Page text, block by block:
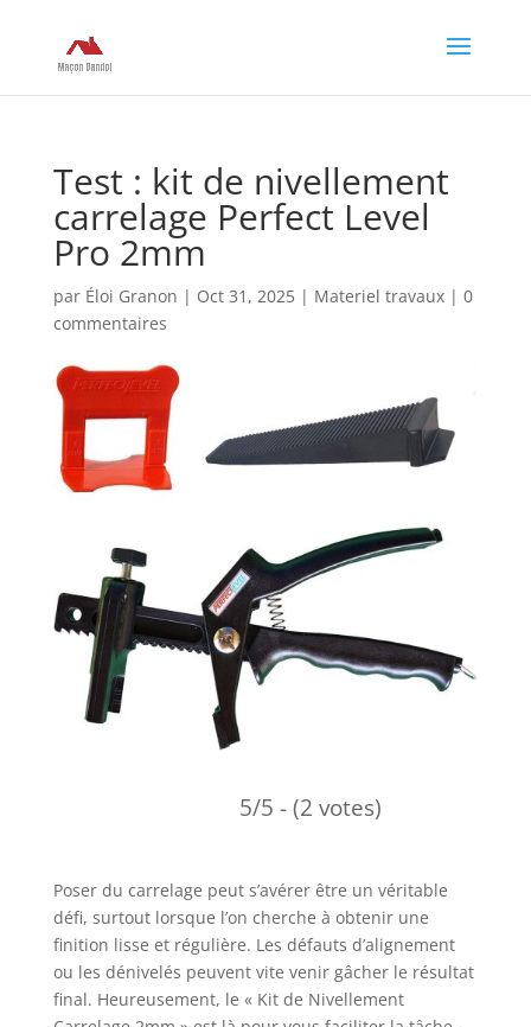
Test : kit de nivellement
carrelage Perfect Level
Pro 2mm
par Éloi Granon | Oct 31, 2025| Materiel travaux| 0
commentaires
5/5 - (2 votes)
Poser du carrelage peut s’avérer être un véritable
défi, surtout lorsque l’on cherche à obtenir une
finition lisse et régulière. Les défauts d’alignement
ou les dénivelés peuvent vite venir gâcher le résultat
final. Heureusement, le « Kit de Nivellement